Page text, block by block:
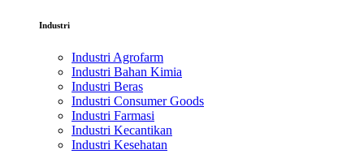
Industri
Industri Agrofarm
Industri Bahan Kimia
Industri Beras
Industri Consumer Goods
Industri Farmasi
Industri Kecantikan
Industri Kesehatan